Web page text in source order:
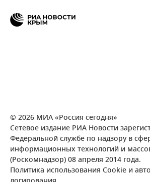
© 2026 МИА «Россия сегодня»
Сетевое издание РИА Новости
Федеральной службе по надзору в
информационных технологий и
(Роскомнадзор) 08 апреля 2014 года.
Политика использования Cookie и